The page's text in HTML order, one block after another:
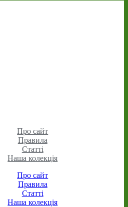
Про сайт
Правила
Статті
Наша колекція
Про сайт
Правила
Статті
Наша колекція